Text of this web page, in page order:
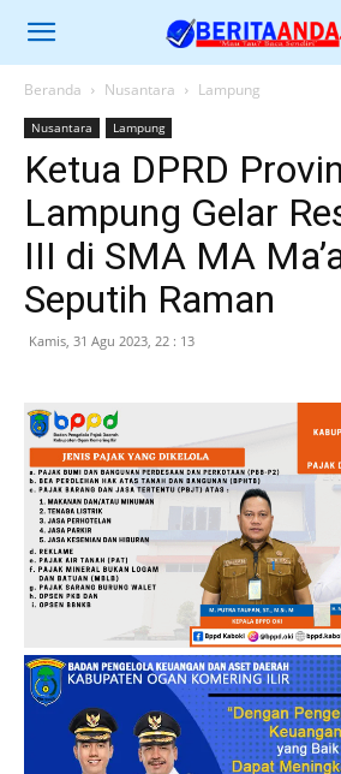
Beranda Nusantara Lampung
Nusantara Lampung
Ketua DPRD
Lampung Gelar
III di SMA MA
Seputih Raman
Kamis, 31 Agu 2023, 22 : 13